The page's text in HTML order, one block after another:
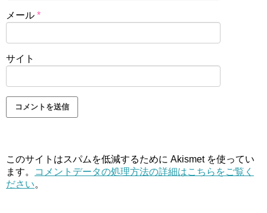
メール *
サイト
このサイトはスパムを低減するために Akismet を使ってい
ます。
コメントデータの処理方法の詳細はこちらをご覧く
ださい。